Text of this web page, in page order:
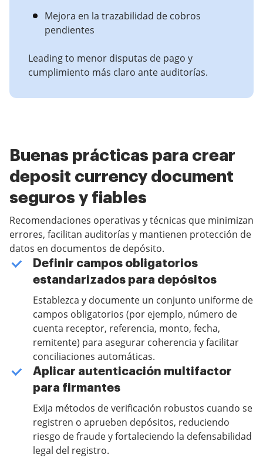
Mejora en la trazabilidad de cobros
pendientes
Leading to menor disputas de pago y
cumplimiento más claro ante auditorías.
Buenas prácticas para crear
deposit currency document
seguros y fiables
Recomendaciones operativas y técnicas que minimizan
errores, facilitan auditorías y mantienen protección de
datos en documentos de depósito.
Definir campos obligatorios
estandarizados para depósitos
Establezca y documente un conjunto uniforme de
campos obligatorios (por ejemplo, número de
cuenta receptor, referencia, monto, fecha,
remitente) para asegurar coherencia y facilitar
conciliaciones automáticas.
Aplicar autenticación multifactor
para firmantes
Exija métodos de verificación robustos cuando se
registren o aprueben depósitos, reduciendo
riesgo de fraude y fortaleciendo la defensabilidad
legal del registro.